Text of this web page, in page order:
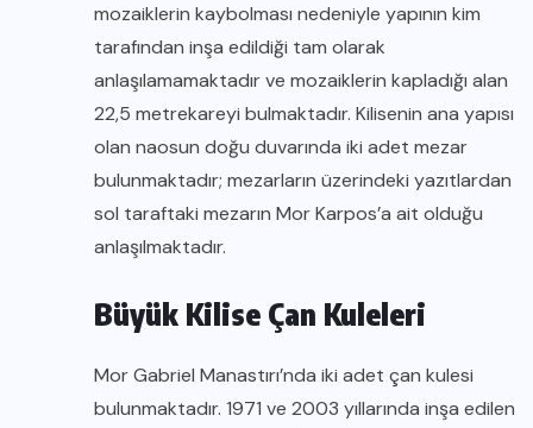
mozaiklerin kaybolması nedeniyle yapının kim
tarafından inşa edildiği tam olarak
anlaşılamamaktadır ve mozaiklerin kapladığı alan
22,5 metrekareyi bulmaktadır. Kilisenin ana yapısı
olan naosun doğu duvarında iki adet mezar
bulunmaktadır; mezarların üzerindeki yazıtlardan
sol taraftaki mezarın Mor Karpos’a ait olduğu
anlaşılmaktadır.
Büyük Kilise Çan Kuleleri
Mor Gabriel Manastırı’nda iki adet çan kulesi
bulunmaktadır. 1971 ve 2003 yıllarında inşa edilen